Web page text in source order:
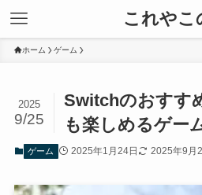
これやこ
ホーム ゲーム
Switchのおすす
も楽しめるゲー
2025
9/25
ゲーム 2025年1月24日 2025年9月